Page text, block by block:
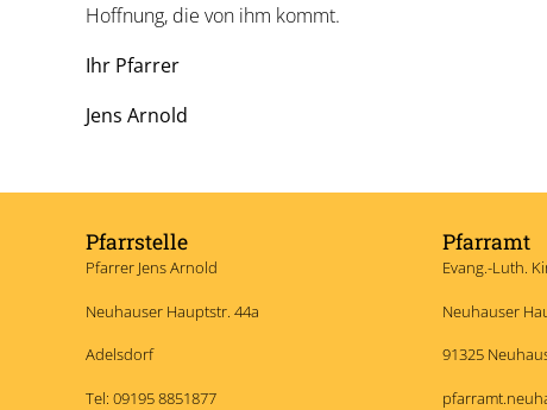
Hoffnung, die von ihm kommt.
Ihr Pfarrer
Jens Arnold
Pfarrstelle
Pfarrer Jens Arnold
Neuhauser Hauptstr. 44a
Adelsdorf
Tel: 09195 8851877
Pfarramt
Evang.-Luth.
Neuhauser
91325